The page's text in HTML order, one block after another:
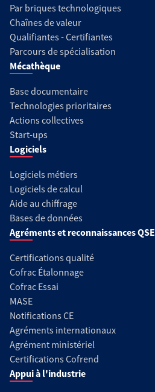
Par briques technologiques
Chaînes de valeur
Qualifiantes - Certifiantes
Parcours de spécialisation
Mécathèque
Base documentaire
Technologies prioritaires
Actions collectives
Start-ups
Logiciels
Logiciels métiers
Logiciels de calcul
Aide au chiffrage
Bases de données
Agréments et reconnaissances QSE
Certifications qualité
Cofrac Étalonnage
Cofrac Essai
MASE
Notifications CE
Agréments internationaux
Agrément ministériel
Certifications Cofrend
Appui à l'industrie